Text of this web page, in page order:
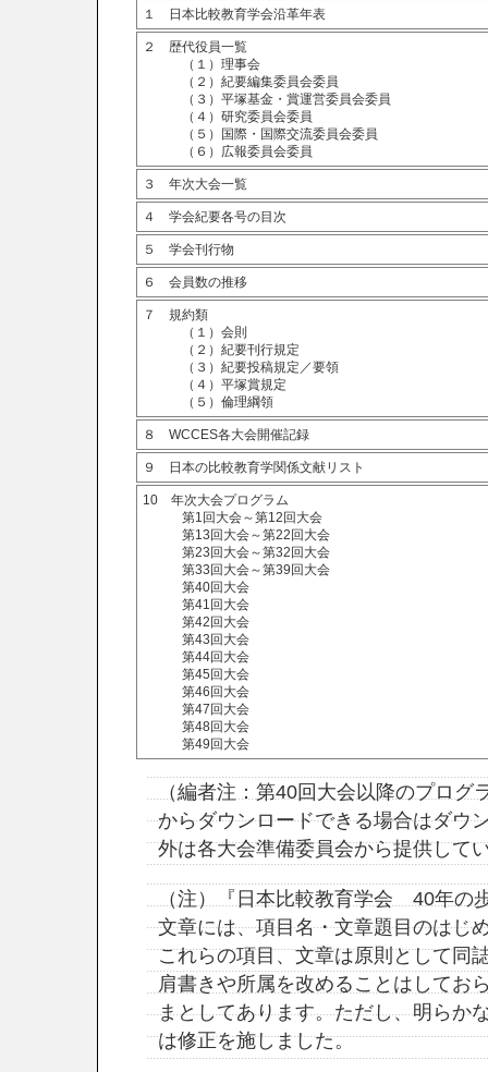
１ 日本比較教育学会沿革年表
２ 歴代役員一覧
（１）理事会
（２）紀要編集委員会委員
（３）平塚基金・賞運営委員会委員
（４）研究委員会委員
（５）国際・国際交流委員会委員
（６）広報委員会委員
３ 年次大会一覧
４ 学会紀要各号の目次
５ 学会刊行物
６ 会員数の推移
７ 規約類
（１）会則
（２）紀要刊行規定
（３）紀要投稿規定／要領
（４）平塚賞規定
（５）倫理綱領
８ WCCES各大会開催記録
９ 日本の比較教育学関係文献リスト
10 年次大会プログラム
第1回大会～第12回大会
第13回大会～第22回大会
第23回大会～第32回大会
第33回大会～第39回大会
第40回大会
第41回大会
第42回大会
第43回大会
第44回大会
第45回大会
第46回大会
第47回大会
第48回大会
第49回大会
（編者注：第40回大会以降のプログ
からダウンロードできる場合はダウ
外は各大会準備委員会から提供して
（注）『日本比較教育学会 40年の
文章には、項目名・文章題目のはじ
これらの項目、文章は原則として同
肩書きや所属を改めることはしてお
まとしてあります。ただし、明らか
は修正を施しました。